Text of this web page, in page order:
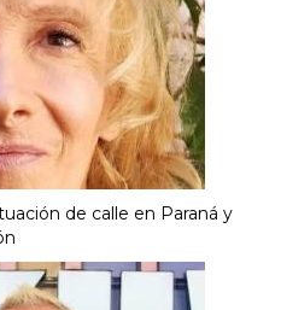
de calle en Paraná y